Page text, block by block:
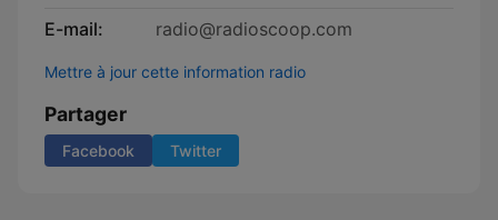
E-mail:
radio@radioscoop.com
Mettre à jour cette information radio
Partager
Facebook Twitter